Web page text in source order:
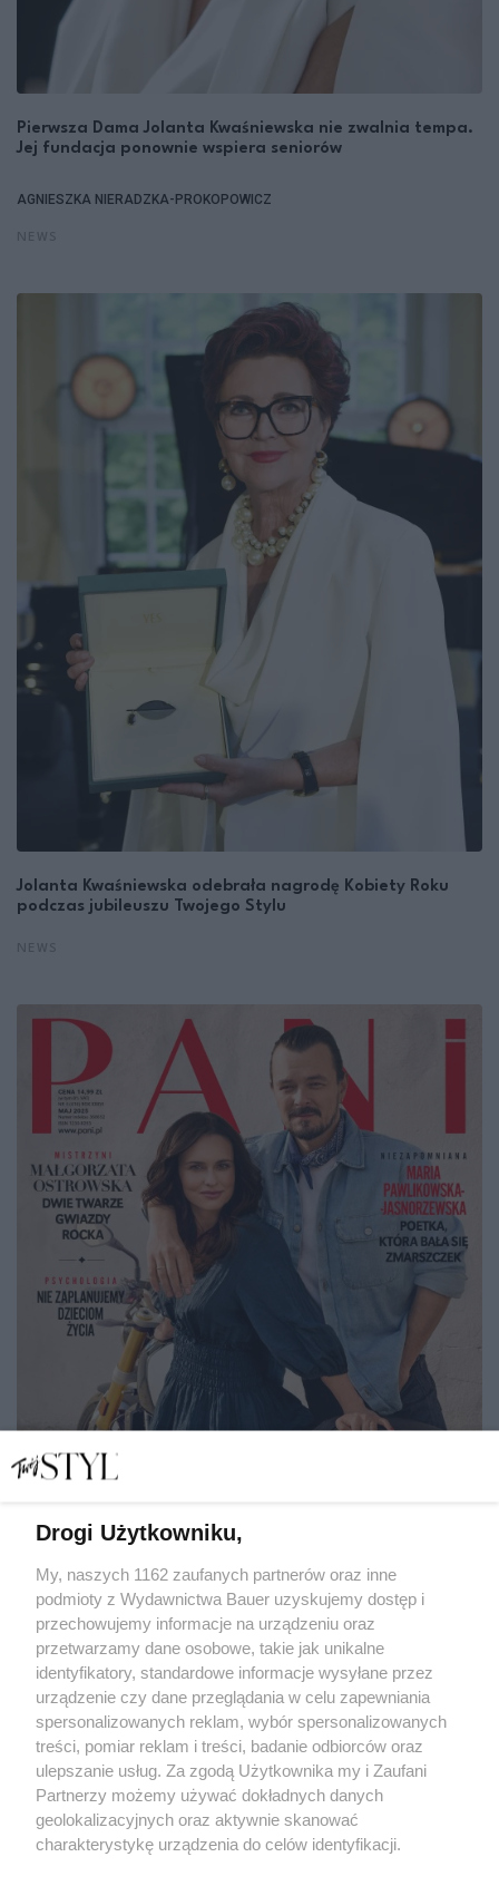
Pierwsza Dama Jolanta Kwaśniewska nie zwalnia tempa.
Jej fundacja ponownie wspiera seniorów
AGNIESZKA NIERADZKA-PROKOPOWICZ
Jolanta Kwaśniewska odebrała nagrodę Kobiety Roku
podczas jubileuszu Twojego Stylu
Nowy numer magazynu PANI już w sprzedaży. Na okładce
Dawid Ogrodnik pierwszy raz z żoną
NEWS
Drogi Użytkowniku,
My, naszych 1162 zaufanych partnerów oraz inne
podmioty z Wydawnictwa Bauer uzyskujemy dostęp i
przechowujemy informacje na urządzeniu oraz
przetwarzamy dane osobowe, takie jak unikalne
identyfikatory, standardowe informacje wysyłane przez
urządzenie czy dane przeglądania w celu zapewniania
spersonalizowanych reklam, wybór spersonalizowanych
treści, pomiar reklam i treści, badanie odbiorców oraz
ulepszanie usług. Za zgodą Użytkownika my i Zaufani
Partnerzy możemy używać dokładnych danych
geolokalizacyjnych oraz aktywnie skanować
charakterystykę urządzenia do celów identyfikacji.